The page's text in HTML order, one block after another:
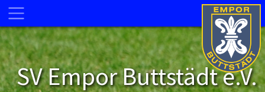
SV Empor Buttstädt e.V.